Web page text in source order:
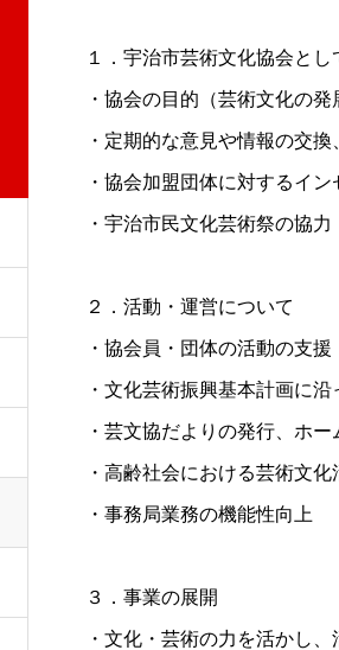
１．宇治市芸術文化協会とし
・協会の目的（芸術文化の
・定期的な意見や情報の交
・協会加盟団体に対するイ
・宇治市民文化芸術祭の協力
２．活動・運営について
・協会員・団体の活動の支援
・文化芸術振興基本計画に
・芸文協だよりの発行、ホ
・高齢社会における芸術文
・事務局業務の機能性向上
３．事業の展開
・文化・芸術の力を活かし